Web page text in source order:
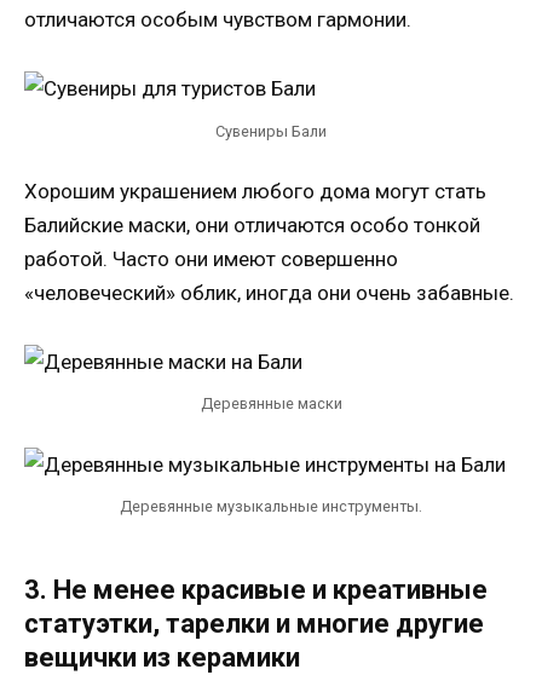
отличаются особым чувством гармонии.
Сувениры Бали
Хорошим украшением любого дома могут стать
Балийские маски, они отличаются особо тонкой
работой. Часто они имеют совершенно
«человеческий» облик, иногда они очень забавные.
Деревянные маски
Деревянные музыкальные инструменты.
3. Не менее красивые и креативные
статуэтки, тарелки и многие другие
вещички из керамики